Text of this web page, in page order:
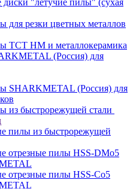
для резки цветных металлов
ТСТ НМ и металлокерамика
(Россия) для
SHARKMETAL (Россия) для
из быстрорежущей стали
пилы из быстрорежущей
отрезные пилы HSS-DMo5
отрезные пилы HSS-Co5